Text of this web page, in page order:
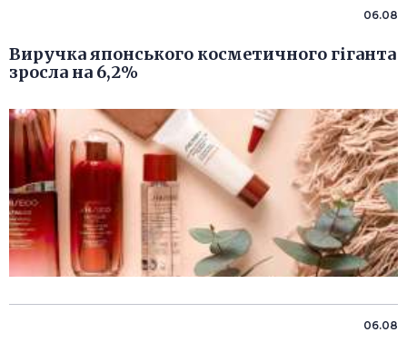
06.08
Виручка японського косметичного гіганта
зросла на 6,2%
06.08